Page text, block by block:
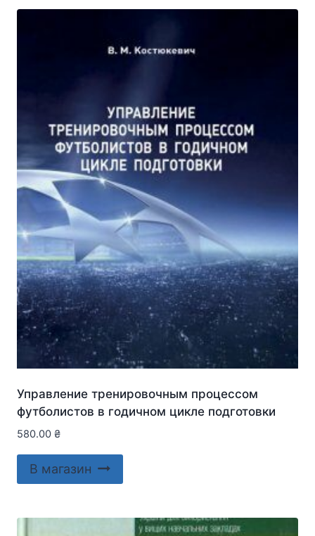
Управление тренировочным процессом
футболистов в годичном цикле подготовки
580.00 ₴
В магазин